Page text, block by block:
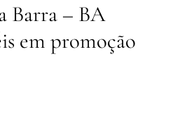
Barra – BA
em promoção